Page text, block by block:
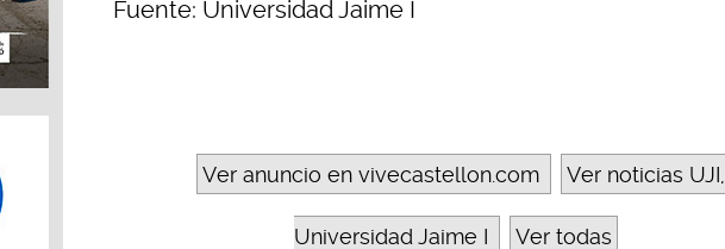
Fuente: Universidad Jaime I
Ver anuncio en vivecastellon.com Ver noticias UJI,
Universidad Jaime I Ver todas